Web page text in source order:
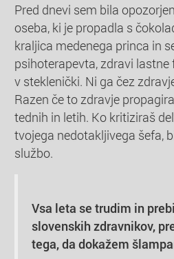
Pred dnevi sem bila
oseba, ki je propadla s
kraljica medenega princa in
psihoterapevta, zdravi
v steklenički. Ni ga čez
Razen če to zdravje
tednih in letih. Ko kritiziraš
tvojega nedotakljivega šefa,
službo.
Vsa leta se trudim in
slovenskih zdravnikov,
tega, da dokažem